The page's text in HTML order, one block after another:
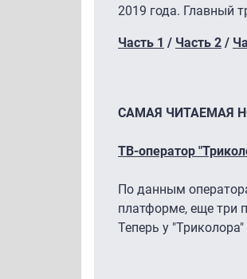
2019 года. Главный
Часть 1 / Часть 2 /
САМАЯ ЧИТАЕМАЯ
ТВ-оператор
По данным
платформе, еще три
Теперь у